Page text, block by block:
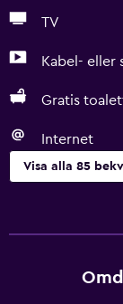
TV
Kabel- eller
Gratis
Internet
Visa alla 85
Gratis WiFi